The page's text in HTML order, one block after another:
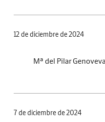
12 de diciembre de 2024
Mª del Pilar
7 de diciembre de 2024